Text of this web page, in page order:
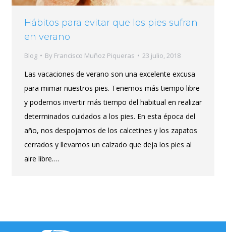
Hábitos para evitar que los pies sufran
en verano
Blog By Francisco Muñoz Piqueras 23 julio, 2018
Las vacaciones de verano son una excelente excusa
para mimar nuestros pies. Tenemos más tiempo libre
y podemos invertir más tiempo del habitual en realizar
determinados cuidados a los pies. En esta época del
año, nos despojamos de los calcetines y los zapatos
cerrados y llevamos un calzado que deja los pies al
aire libre.…